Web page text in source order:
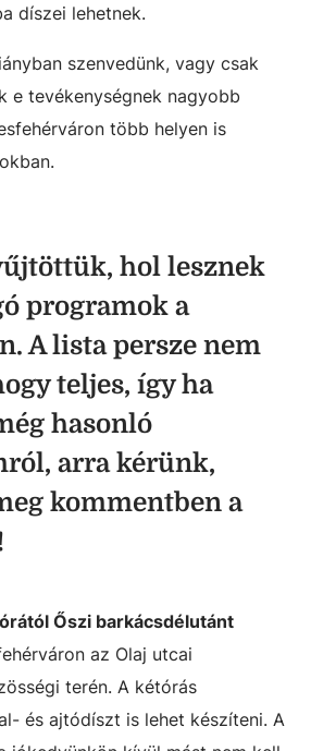
díszei lehetnek.
szenvedünk, vagy csak
e tevékenységnek nagyobb
több helyen is
hol lesznek
programok a
A lista persze nem
teljes, így ha
hasonló
arra kérünk,
kommentben a
Őszi barkácsdélutánt
az Olaj utcai
terén. A kétórás
és ajtódíszt is lehet készíteni. A